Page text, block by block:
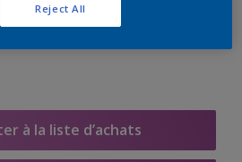
à la liste d’achats
Reject All